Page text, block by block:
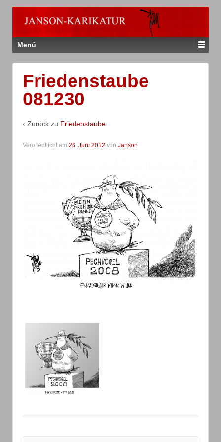
Menü
Friedenstaube
081230
‹ Zurück zu Friedenstaube
Veröffentlicht am 26. Juni 2012 von Janson